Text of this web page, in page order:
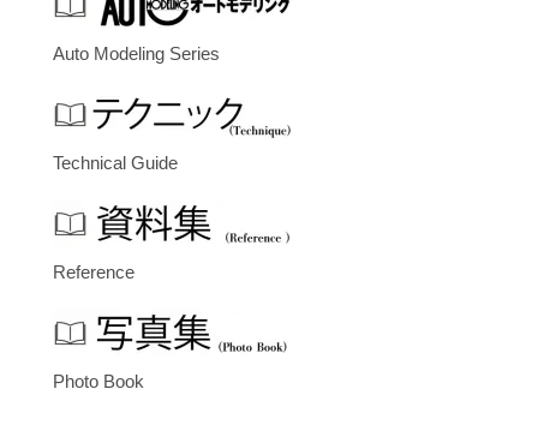
Auto Modeling Series
Technical Guide
Reference
Photo Book